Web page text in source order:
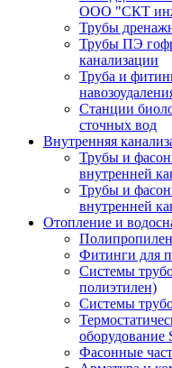
ООО "СКТ
Трубы
Трубы ПЭ
канализации
Труба и
Станции
сточных вод
Внутренняя
Трубы и
внутренней
Трубы и
внутренней
Отопление и
Фитинги для
Системы
полиэтилен)
Системы
Фасонные